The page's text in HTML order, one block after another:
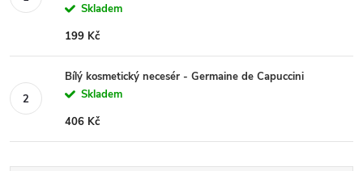
Skladem
199 Kč
Bílý kosmetický necesér - Germaine de Capuccini
Skladem
406 Kč